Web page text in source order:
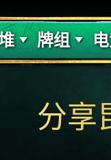
牌组
牌组攻略
分享